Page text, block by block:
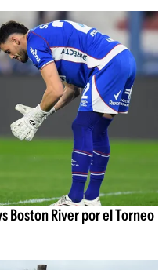
Boston River por el Torneo